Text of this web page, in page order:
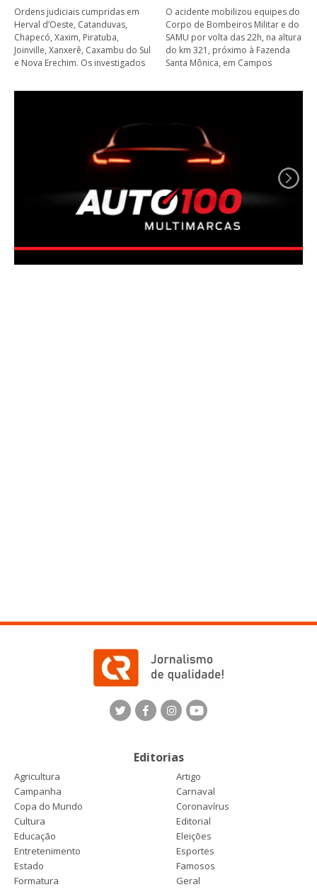
Ordens judiciais cumpridas em
Herval d’Oeste, Catanduvas,
Chapecó, Xaxim, Piratuba,
Joinville, Xanxerê, Caxambu do Sul
e Nova Erechim. Os investigados
O acidente mobilizou equipes do
Corpo de Bombeiros Militar e do
SAMU por volta das 22h, na altura
do km 321, próximo à Fazenda
Santa Mônica, em Campos
Editorias
Agricultura
Artigo
Campanha
Carnaval
Copa do Mundo
Coronavírus
Cultura
Editorial
Educação
Eleições
Entretenimento
Esportes
Estado
Famosos
Formatura
Geral